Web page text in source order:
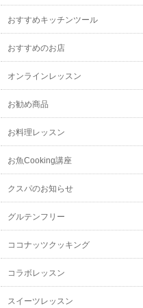
おすすめキッチンツール
おすすめのお店
オンラインレッスン
お勧め商品
お料理レッスン
お魚Cooking講座
クスパのお知らせ
グルテンフリー
ココナッツクッキング
コラボレッスン
スイーツレッスン